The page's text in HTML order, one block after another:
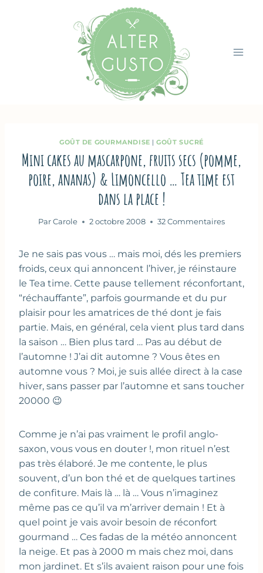
GOÛT DE GOURMANDISE |GOÛT SUCRÉ
Mini cakes au mascarpone, fruits secs (pomme,
poire, ananas) & Limoncello … Tea time est
dans la place !
Par Carole 2 octobre 2008 32 Commentaires
Je ne sais pas vous … mais moi, dés les premiers
froids, ceux qui annoncent l’hiver, je réinstaure
le Tea time. Cette pause tellement réconfortant,
“réchauffante”, parfois gourmande et du pur
plaisir pour les amatrices de thé dont je fais
partie. Mais, en général, cela vient plus tard dans
la saison … Bien plus tard … Pas au début de
l’automne ! J’ai dit automne ? Vous êtes en
automne vous ? Moi, je suis allée direct à la case
hiver, sans passer par l’automne et sans toucher
20000 😉
Comme je n’ai pas vraiment le profil anglo-
saxon, vous vous en douter !, mon rituel n’est
pas très élaboré. Je me contente, le plus
souvent, d’un bon thé et de quelques tartines
de confiture. Mais là … là … Vous n’imaginez
même pas ce qu’il va m’arriver demain ! Et à
quel point je vais avoir besoin de réconfort
gourmand … Ces fadas de la météo annoncent
la neige. Et pas à 2000 m mais chez moi, dans
mon jardinet. Et s’ils avaient raison pour une fois